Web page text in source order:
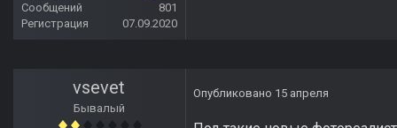
Сообщений
801
Регистрация
07.09.2020
vsevet
Бывалый
Опубликовано 15 апреля